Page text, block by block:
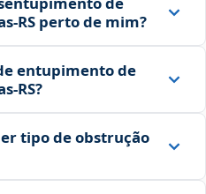
perto de mim?
entupimento de
tipo de obstrução